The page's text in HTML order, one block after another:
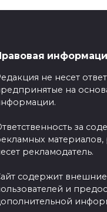
не несет
на
за
рекламодатель.
содержит
и